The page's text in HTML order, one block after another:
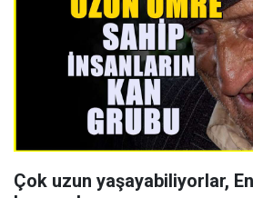
Çok uzun yaşayabiliyorlar,